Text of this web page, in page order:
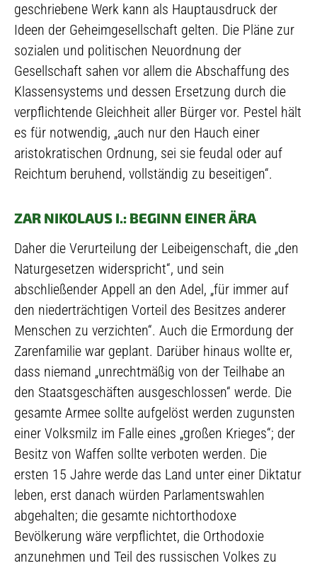
geschriebene Werk kann als Hauptausdruck der
Ideen der Geheimgesellschaft gelten. Die Pläne zur
sozialen und politischen Neuordnung der
Gesellschaft sahen vor allem die Abschaffung des
Klassensystems und dessen Ersetzung durch die
verpflichtende Gleichheit aller Bürger vor. Pestel hält
es für notwendig, „auch nur den Hauch einer
aristokratischen Ordnung, sei sie feudal oder auf
Reichtum beruhend, vollständig zu beseitigen“.
ZAR NIKOLAUS I.: BEGINN EINER ÄRA
Daher die Verurteilung der Leibeigenschaft, die „den
Naturgesetzen widerspricht“, und sein
abschließender Appell an den Adel, „für immer auf
den niederträchtigen Vorteil des Besitzes anderer
Menschen zu verzichten“. Auch die Ermordung der
Zarenfamilie war geplant. Darüber hinaus wollte er,
dass niemand „unrechtmäßig von der Teilhabe an
den Staatsgeschäften ausgeschlossen“ werde. Die
gesamte Armee sollte aufgelöst werden zugunsten
einer Volksmilz im Falle eines „großen Krieges“; der
Besitz von Waffen sollte verboten werden. Die
ersten 15 Jahre werde das Land unter einer Diktatur
leben, erst danach würden Parlamentswahlen
abgehalten; die gesamte nichtorthodoxe
Bevölkerung wäre verpflichtet, die Orthodoxie
anzunehmen und Teil des russischen Volkes zu